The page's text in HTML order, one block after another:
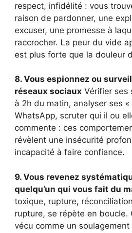
respect, infidélité : vous
raison de pardonner, une
excuser, une promesse à
raccrocher. La peur du vide
est plus forte que la douleur
8. Vous espionnez ou
réseaux sociaux Vérifier ses
à 2h du matin, analyser ses «
WhatsApp, scruter qui il ou
commente : ces
révèlent une insécurité
incapacité à faire confiance.
9. Vous revenez
quelqu’un qui vous fait du
toxique, rupture,
rupture, se répète en boucle.
vécu comme un